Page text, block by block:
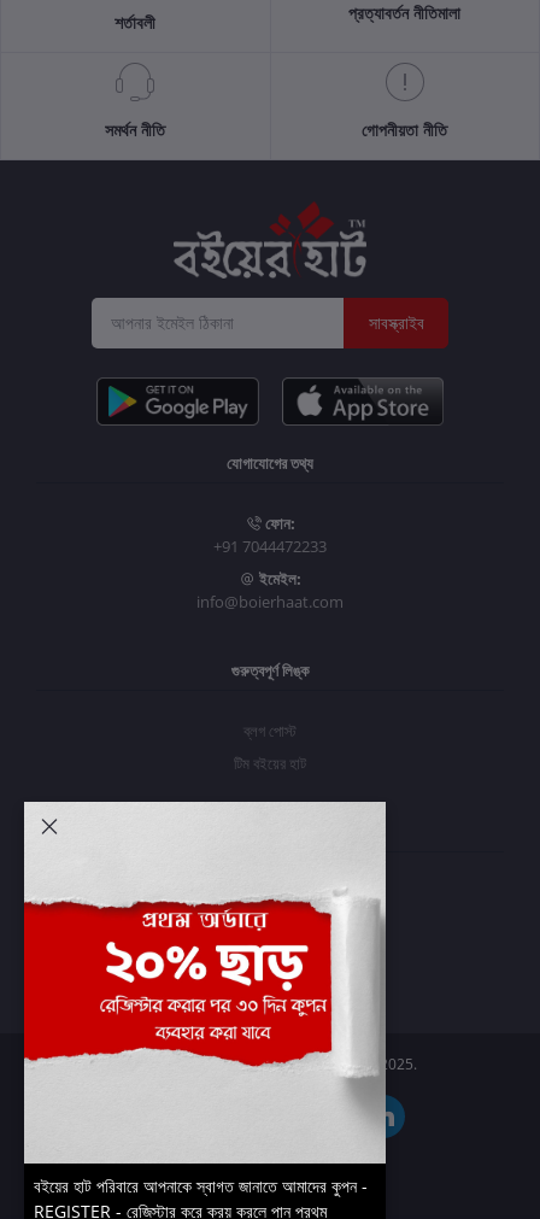
শর্তাবলী প্রত্যাবর্তন নীতিমালা
সমর্থন নীতি গোপনীয়তা নীতি
সাবস্ক্রাইব
যোগাযোগের তথ্য
ফোন:
+91 7044472233
ইমেইল:
info@boierhaat.com
গুরুত্বপূর্ণ লিঙ্ক
ব্লগ পোস্ট
টিম বইয়ের হাট
প্রবেশ করুন
অর্ডার ইতিহাস
আমার ইচ্ছাগুলি
অর্ডার ট্র্যাকিং
Boier Haat™ | © All rights reserved 2025.
বইয়ের হাট পরিবারে আপনাকে স্বাগত জানাতে আমাদের কুপন -
REGISTER - রেজিস্টার করে ক্রয় করলে পান প্রথম